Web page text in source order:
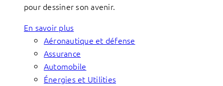
pour dessiner son avenir.
En savoir plus
Aéronautique et défense
Assurance
Automobile
Énergies et Utilities